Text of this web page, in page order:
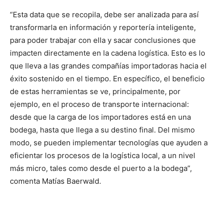
“Esta data que se recopila, debe ser analizada para así
transformarla en información y reportería inteligente,
para poder trabajar con ella y sacar conclusiones que
impacten directamente en la cadena logística. Esto es lo
que lleva a las grandes compañías importadoras hacia el
éxito sostenido en el tiempo. En específico, el beneficio
de estas herramientas se ve, principalmente, por
ejemplo, en el proceso de transporte internacional:
desde que la carga de los importadores está en una
bodega, hasta que llega a su destino final. Del mismo
modo, se pueden implementar tecnologías que ayuden a
eficientar los procesos de la logística local, a un nivel
más micro, tales como desde el puerto a la bodega”,
comenta Matías Baerwald.